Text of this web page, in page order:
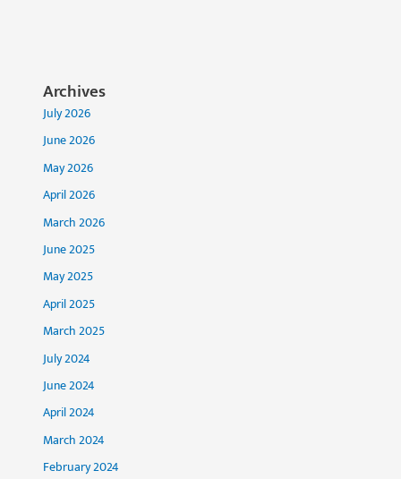
Archives
July 2026
June 2026
May 2026
April 2026
March 2026
June 2025
May 2025
April 2025
March 2025
July 2024
June 2024
April 2024
March 2024
February 2024